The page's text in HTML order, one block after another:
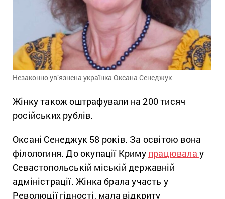
Незаконно увʼязнена українка Оксана Сенеджук
Жінку також оштрафували на 200 тисяч
російських рублів.
Оксані Сенеджук 58 років. За освітою вона
філологиня. До окупації Криму працювала у
Севастопольській міській державній
адміністрації. Жінка брала участь у
Революції гідності, мала відкриту